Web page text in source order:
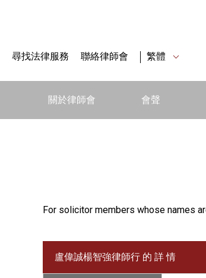
尋找法律服務 聯絡律師會 繁體
關於律師會 會聲
For solicitor members whose names
盧偉誠楊智強律師行 的 詳 情